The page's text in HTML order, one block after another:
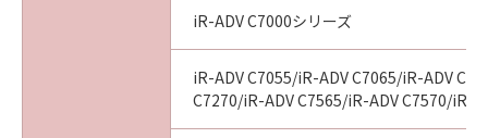
iR-ADV C7000シリーズ
iR-ADV C7055/iR-ADV C7065/iR-ADV
C7270/iR-ADV C7565/iR-ADV C7570/iR-